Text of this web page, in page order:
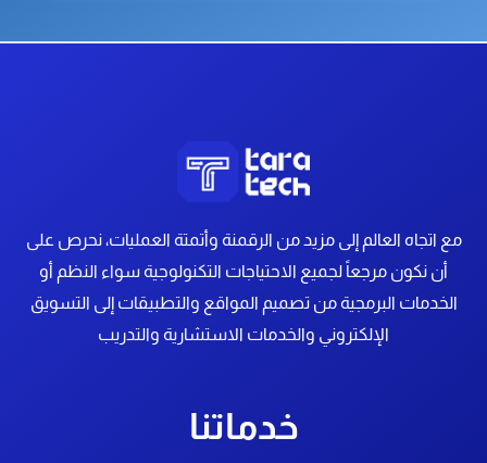
مع اتجاه العالم إلى مزيد من الرقمنة وأتمتة العمليات، نحرص على
أن نكون مرجعاً لجميع الاحتياجات التكنولوجية سواء النظم أو
الخدمات البرمجيةمن تصميم المواقع والتطبيقات إلى التسويق
الإلكتروني والخدمات الاستشارية والتدريب
خدماتنا